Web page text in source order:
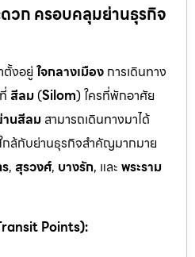
ดวก ครอบคลุมย่านธุรกิจ
ตั้งอยู่ ใจกลางเมือง การเดินทาง
สีลม(Silom) ใครที่พักอาศัย
นสีลมสามารถเดินทางมาได้
กล้กับย่านธุรกิจสำคัญมากมาย
, สุรวงศ์, บางรัก, และ พระราม
Points):